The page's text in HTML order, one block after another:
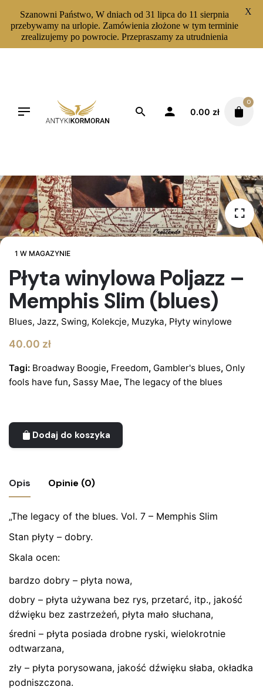
0.00 zł
0
1 W MAGAZYNIE
Płyta winylowa Poljazz –
Memphis Slim (blues)
Blues, Jazz, Swing, Kolekcje, Muzyka, Płyty winylowe
40.00 zł
Tagi: Broadway Boogie, Freedom, Gambler's blues, Only
fools have fun, Sassy Mae, The legacy of the blues
Dodaj do koszyka
Opis Opinie (0)
„The legacy of the blues. Vol. 7 – Memphis Slim
Stan płyty – dobry.
Skala ocen:
bardzo dobry – płyta nowa,
dobry – płyta używana bez rys, przetarć, itp., jakość
dźwięku bez zastrzeżeń, płyta mało słuchana,
średni – płyta posiada drobne ryski, wielokrotnie
odtwarzana,
zły – płyta porysowana, jakość dźwięku słaba, okładka
podniszczona.
Nie ma jeszcze żadnych recenzji.
Bądź pierwszym recenzentem “Płyta
winylowa Poljazz – Memphis Slim (blues)”
Twój adres email nie zostanie opublikowany.
pola są oznaczone
Oceń ten produkt:*
ZOSTAW ODPOWIEDŹ
Szanowni Państwo, W dniach od 31 lipca do 11 sierpnia
przebywamy na urlopie. Zamówienia złożone w tym terminie
zrealizujemy po powrocie. Przepraszamy za utrudnienia
X